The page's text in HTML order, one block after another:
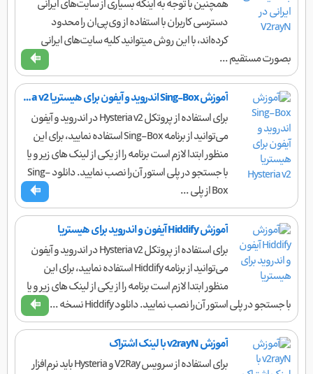
همچنین با توجه به اینکه بسیاری از سایت‌های ایرانی
دسترسی کاربران با استفاده از وی‌پی‌ان را محدود
کرده‌اند، با این روش میتوانید کلیه سایت‌های ایرانی
بصورت مستقیم ...
آموزش Sing-Box اندروید و آیفون برای هیستریا Hysteria v2
برای استفاده از پروتکل Hysteria v2 در اندروید و آیفون
می‌توانید از برنامه Sing-Box استفاده نمایید، برای این
منظور ابتدا لازم است برنامه را از یکی از لینک های زیر و یا
با جستجو در پلی استور آن‌را نصب نمایید. دانلود Sing-
Box از پلی ...
آموزش Hiddify آیفون و اندروید برای هیستریا
برای استفاده از پروتکل Hysteria v2 در اندروید و آیفون
می‌توانید از برنامه Hiddify استفاده نمایید، برای این
منظور ابتدا لازم است برنامه را از یکی از لینک های زیر و یا
با جستجو در پلی استور آن‌را نصب نمایید. دانلود Hiddify نسخه ...
آموزش v2rayN با لینک اشتراک
برای استفاده از سرویس V2Ray و Hysteria باید نرم‌افزار